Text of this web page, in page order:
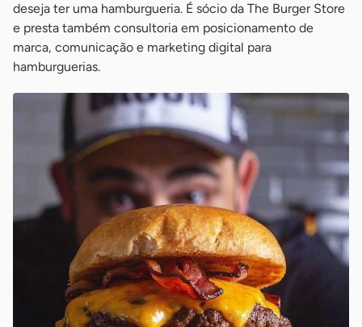
deseja ter uma hamburgueria. É sócio da The Burger Store
e presta também consultoria em posicionamento de
marca, comunicação e marketing digital para
hamburguerias.